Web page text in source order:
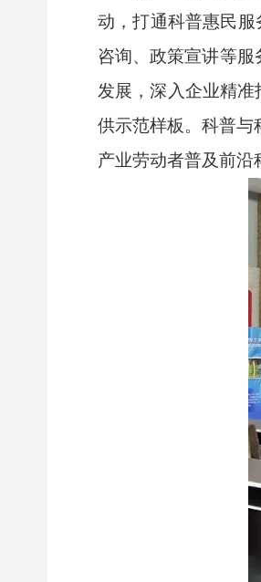
动，打通科普惠民
咨询、政策宣讲等服
发展，深入企业精
供示范样板。科普与
产业劳动者普及前沿